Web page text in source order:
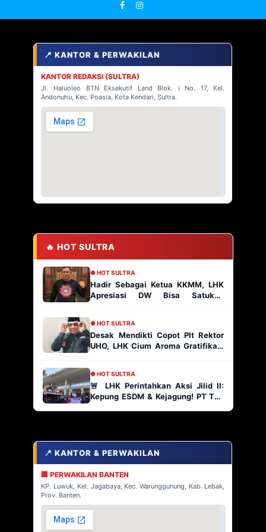
📍 KANTOR & PERWAKILAN
KANTOR REDAKSI (SULTRA)
Jl. Haluoleo BTN Eksekutif Land Blok. i No. 17, Kel.
Andonuhu, Kec. Poasia, Kota Kendari, Sultra.
🔥 HOT SULTRA
● HOT SULTRA
Hadir Sebagai Ketua KKMM, LHK
Apresiasi DW Bisa Satukan
● HOT SULTRA
Desak Mendikti Copot Plt Rektor
UHO, LHK Cium Aroma Gratifikasi
● HOT SULTRA
🚨 LHK Perintahkan Aksi Jilid II:
Kepung ESDM & Kejagung! PT TJA
📍 KANTOR & PERWAKILAN
🏢 PERWAKILAN BANTEN
KP. Luwuk, Kel. Jagabaya, Kec. Warunggunung, Kab. Lebak,
Prov. Banten.